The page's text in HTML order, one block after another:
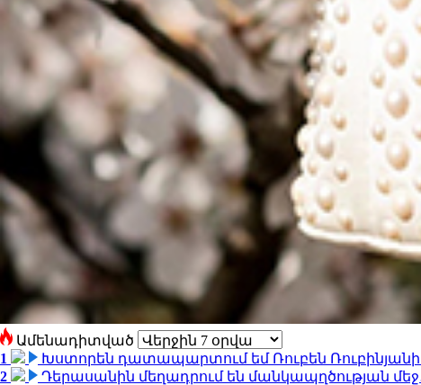
Ամենադիտված
1
Խստորեն դատապարտում եմ Ռուբեն Ռուբինյանի
2
Դերասանին մեղադրում են մանկապղծության